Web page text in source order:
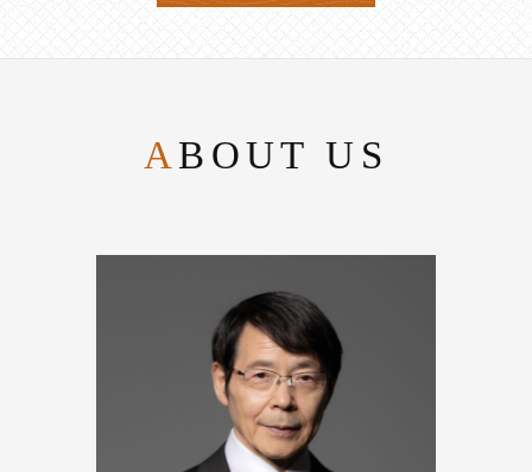
ABOUT US